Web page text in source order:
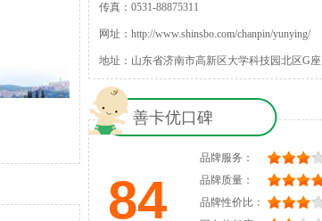
传真：0531-88875311
网址： http://www.shinsbo.com/chanpin/yunying/
地址：山东省济南市高新区大学科技园北区G座
善卡优口碑
品牌服务：
品牌质量：
品牌性价比：
84